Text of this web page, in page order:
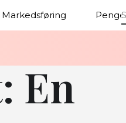
Markedsføring Penge
En